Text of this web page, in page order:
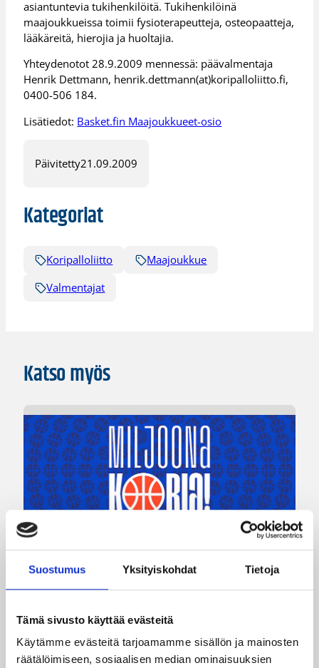
Suostumus Yksityiskohdat Tietoja
Tämä sivusto käyttää evästeitä
Käytämme evästeitä tarjoamamme sisällön ja mainosten
räätälöimiseen, sosiaalisen median ominaisuuksien
asiantuntevia tukihenkilöitä. Tukihenkilöinä
maajoukkueissa toimii fysioterapeutteja, osteopaatteja,
lääkäreitä, hierojia ja huoltajia.
Yhteydenotot 28.9.2009 mennessä: päävalmentaja
Henrik Dettmann, henrik.dettmann(at)koripalloliitto.fi,
0400-506 184.
Lisätiedot: Basket.fin Maajoukkueet-osio
Päivitetty21.09.2009
Kategoriat
Koripalloliitto
Maajoukkue
Valmentajat
Katso myös
Miljoona koria! -haaste alkaa
17.8.
Haaste tarjoaa seuroille valmiin konseptin